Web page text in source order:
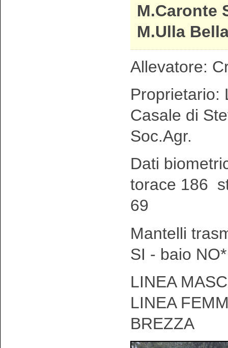
M.Caronte
M.Ulla
Allevatore:
Proprietario:
Casale di
Soc.Agr.
Dati
torace 186
69
Mantelli
SI - baio
LINEA
LINEA
BREZZA